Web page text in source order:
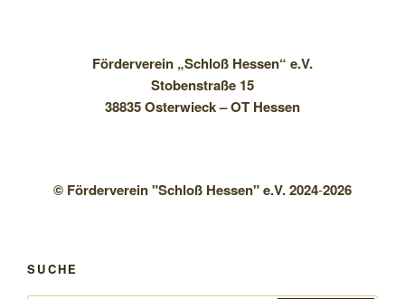
Förderverein „Schloß Hessen“ e.V.
Stobenstraße 15
38835 Osterwieck – OT Hessen
© Förderverein "Schloß Hessen" e.V. 2024-2026
SUCHE